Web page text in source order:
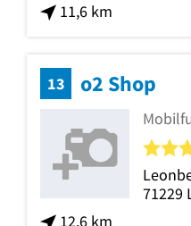
11,6 km
13 o2 Shop
12,6 km
71229